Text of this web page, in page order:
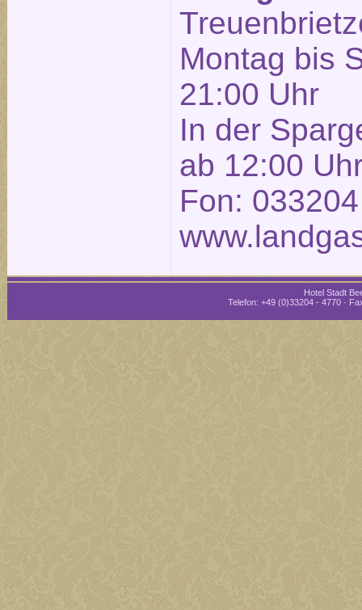
Montag bis
21:00 Uhr
In der
ab 12:00
Fon:
Hotel Stadt
Telefon: +49 (0)33204 - 4770 ·